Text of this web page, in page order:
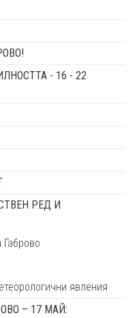
- 16 - 22
РЕД И
явления
– 17 МАЙ: